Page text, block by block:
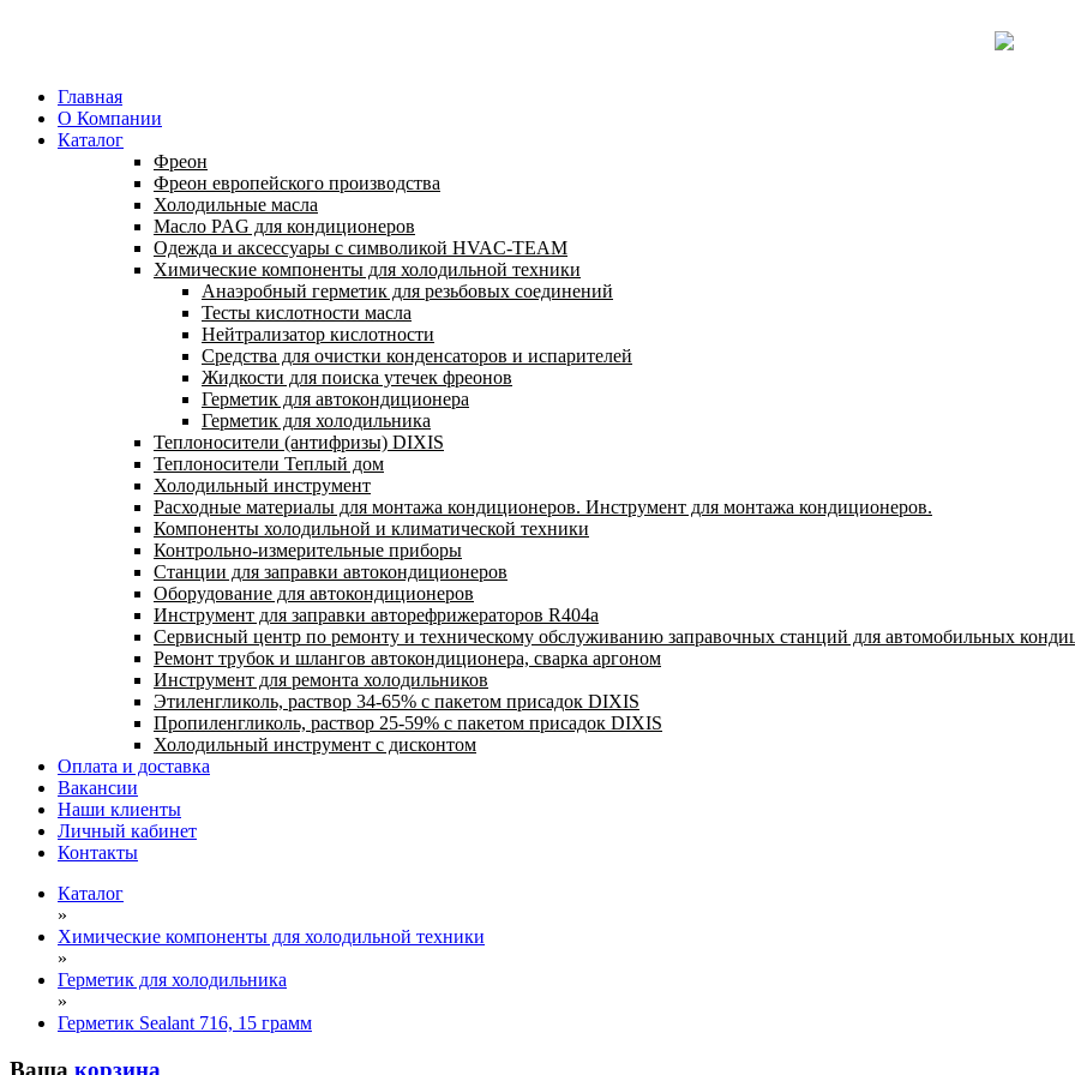
Главная
О Компании
Каталог
Фреон
Фреон европейского производства
Холодильные масла
Масло PAG для кондиционеров
Одежда и аксессуары с символикой HVAC-TEAM
Химические компоненты для холодильной техники
Анаэробный герметик для резьбовых соединений
Тесты кислотности масла
Нейтрализатор кислотности
Средства для очистки конденсаторов и испарителей
Жидкости для поиска утечек фреонов
Герметик для автокондиционера
Герметик для холодильника
Теплоносители (антифризы) DIXIS
Теплоносители Теплый дом
Холодильный инструмент
Расходные материалы для монтажа кондиционеров. Инструмент для монтажа кондиционеров.
Компоненты холодильной и климатической техники
Контрольно-измерительные приборы
Станции для заправки автокондиционеров
Оборудование для автокондиционеров
Инструмент для заправки авторефрижераторов R404a
Сервисный центр по ремонту и техническому обслуживанию заправочных станций для автомобильных
Ремонт трубок и шлангов автокондиционера, сварка аргоном
Инструмент для ремонта холодильников
Этиленгликоль, раствор 34-65% с пакетом присадок DIXIS
Пропиленгликоль, раствор 25-59% с пакетом присадок DIXIS
Холодильный инструмент с дисконтом
Оплата и доставка
Вакансии
Наши клиенты
Личный кабинет
Контакты
Каталог
»
Химические компоненты для холодильной техники
»
Герметик для холодильника
»
Герметик Sealant 716, 15 грамм
Ваша корзина